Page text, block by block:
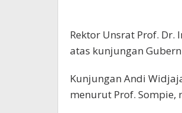
Rektor Unsrat Prof. Dr.
atas kunjungan
Kunjungan Andi
menurut Prof.